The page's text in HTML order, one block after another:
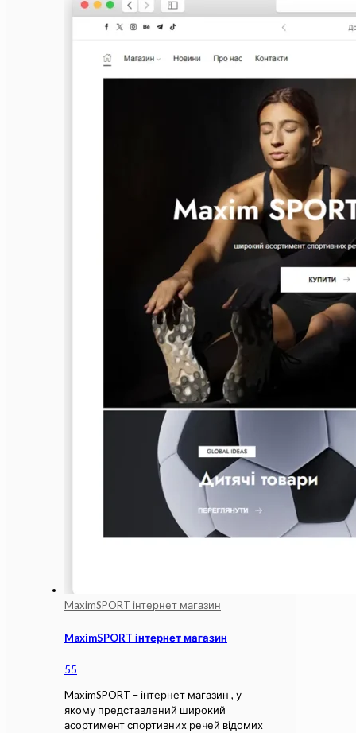
MaximSPORT інтернет магазин
MaximSPORT інтернет магазин
55
MaximSPORT – інтернет магазин , у
якому представлений широкий
асортимент спортивних речей відомих